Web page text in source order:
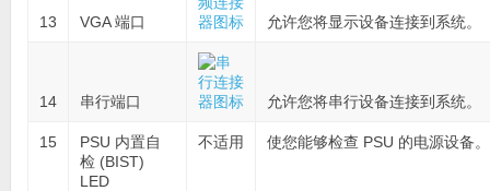
13 VGA 端口 允许您将显示设备连接到系统。
14 串行端口 允许您将串行设备连接到系统。
15
PSU 内置自
检 (BIST)
LED
不适用 使您能够检查 PSU 的电源设备。